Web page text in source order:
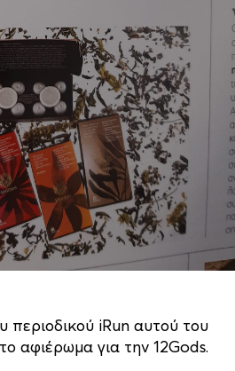
περιοδικού iRun αυτού του
αφιέρωμα για την 12Gods.